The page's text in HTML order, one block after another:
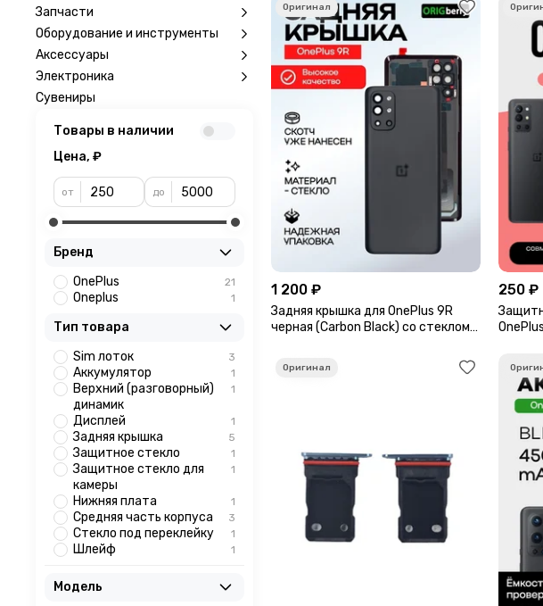
1 200 ₽
Задняя крышка для OnePlus 9R
черная (Carbon Black) со стеклом
250 ₽
Запчасти
Оборудование и инструменты
Аксессуары
Электроника
Сувениры
Товары в наличии
Цена, ₽
от до
Бренд
OnePlus
21
Oneplus 1
Тип товара
Sim лоток
3
Аккумулятор 1
Верхний (разговорный)
динамик
1
Дисплей 1
Задняя крышка 5
Защитное стекло 1
Защитное стекло для
камеры
1
Нижняя плата 1
Средняя часть корпуса 3
Стекло под переклейку 1
Шлейф 1
Модель